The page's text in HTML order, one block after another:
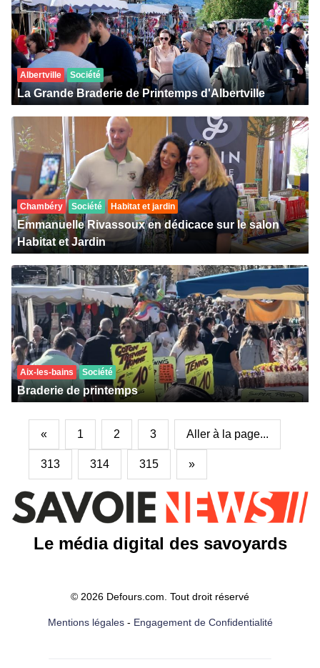
Albertville Société
La Grande Braderie de Printemps d'Albertville
Chambéry Société Habitat et jardin
Emmanuelle Rivassoux en dédicace sur le salon
Habitat et Jardin
Aix-les-bains Société
Braderie de printemps
« 1 2 3 Aller à la page...
313 314 315 »
Le média digital des savoyards
© 2026 Defours.com. Tout droit réservé
Mentions légales- Engagement de Confidentialité